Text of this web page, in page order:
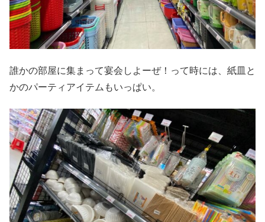
誰かの部屋に集まって宴会しよーぜ！って時には、紙皿と
かのパーティアイテムもいっぱい。